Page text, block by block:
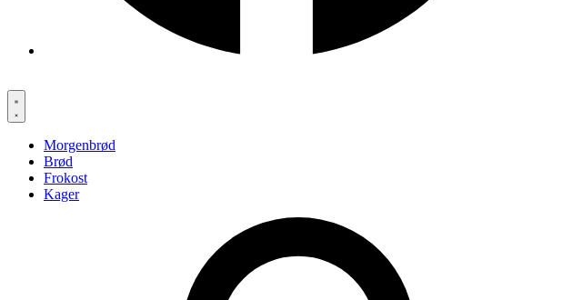
Morgenbrød
Brød
Frokost
Kager